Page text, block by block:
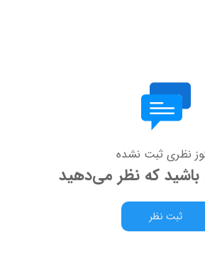
نظری ثبت نشده
باشید که نظر می‌دهید
ثبت نظر